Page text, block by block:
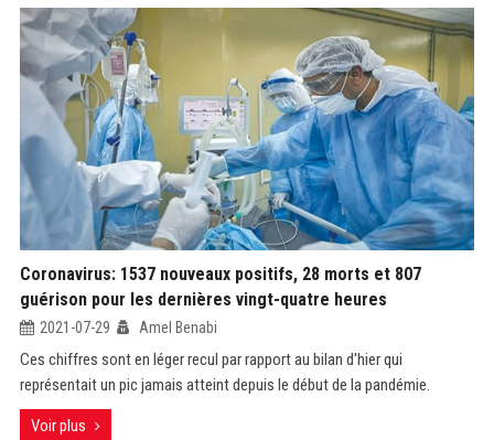
Coronavirus: 1537 nouveaux positifs, 28 morts et 807
guérison pour les dernières vingt-quatre heures
2021-07-29 Amel Benabi
Ces chiffres sont en léger recul par rapport au bilan d'hier qui
représentait un pic jamais atteint depuis le début de la pandémie.
Voir plus